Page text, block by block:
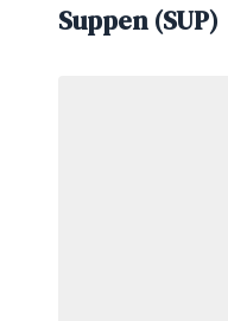
Suppen (SUP)